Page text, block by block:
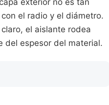
exterior no es tan
el radio y el diámetro.
el aislante rodea
del espesor del material.